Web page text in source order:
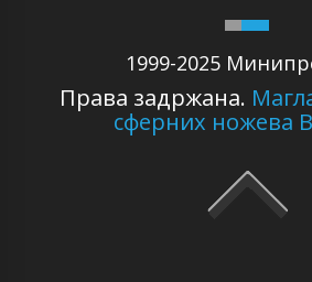
1999-2025
Права задржана.
сферних ножева